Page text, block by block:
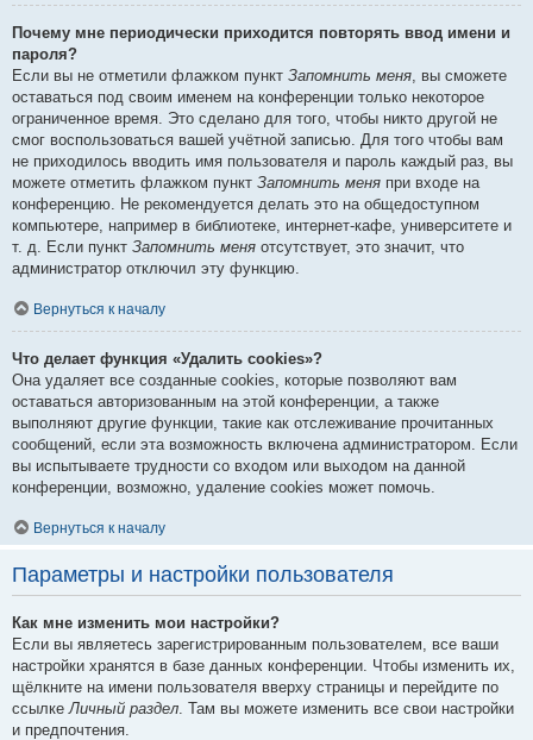
Почему мне периодически приходится повторять ввод имени и
пароля?
Если вы не отметили флажком пункт Запомнить меня, вы сможете
оставаться под своим именем на конференции только некоторое
ограниченное время. Это сделано для того, чтобы никто другой не
смог воспользоваться вашей учётной записью. Для того чтобы вам
не приходилось вводить имя пользователя и пароль каждый раз, вы
можете отметить флажком пункт Запомнить меня при входе на
конференцию. Не рекомендуется делать это на общедоступном
компьютере, например в библиотеке, интернет-кафе, университете и
т. д. Если пункт Запомнить меня отсутствует, это значит, что
администратор отключил эту функцию.
Вернуться к началу
Что делает функция «Удалить cookies»?
Она удаляет все созданные cookies, которые позволяют вам
оставаться авторизованным на этой конференции, а также
выполняют другие функции, такие как отслеживание прочитанных
сообщений, если эта возможность включена администратором. Если
вы испытываете трудности со входом или выходом на данной
конференции, возможно, удаление cookies может помочь.
Вернуться к началу
Параметры и настройки пользователя
Как мне изменить мои настройки?
Если вы являетесь зарегистрированным пользователем, все ваши
настройки хранятся в базе данных конференции. Чтобы изменить их,
щёлкните на имени пользователя вверху страницы и перейдите по
ссылке Личный раздел . Там вы можете изменить все свои настройки
и предпочтения.